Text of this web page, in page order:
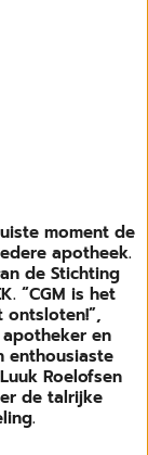
moment de
apotheek.
de Stichting
“CGM is het
ontsloten!”,
en
enthousiaste
Roelofsen
de talrijke